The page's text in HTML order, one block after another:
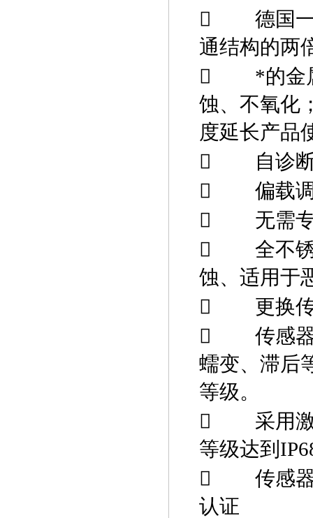
 德国
通结构的两
 *的金
蚀、不氧化
度延长产品

自诊
 偏载
 无需
 全不
蚀、适用于
 更换
 传感
蠕变、滞后
等级。
 采用
等级达到
 传感
认证